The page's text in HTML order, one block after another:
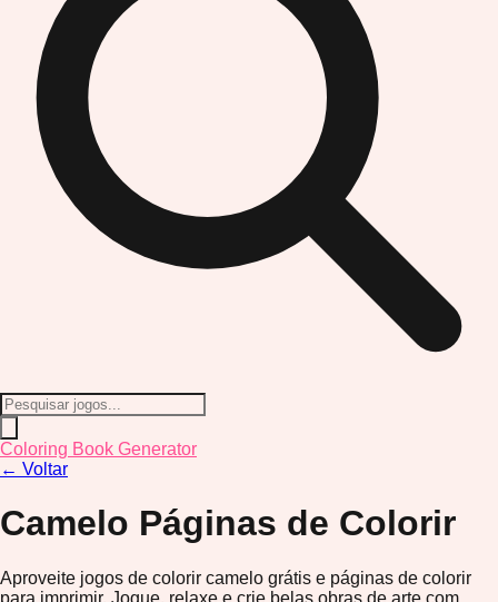
Coloring Book Generator
← Voltar
Camelo Páginas de Colorir
Aproveite jogos de colorir camelo grátis e páginas de colorir
para imprimir. Jogue, relaxe e crie belas obras de arte com